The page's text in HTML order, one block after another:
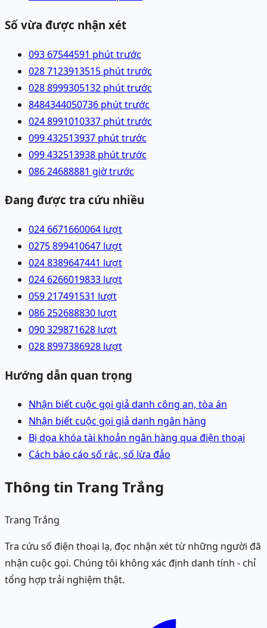
Số vừa được nhận xét
093 67544591 phút trước
028 7123913515 phút trước
028 8999305132 phút trước
8484344050736 phút trước
024 8991010337 phút trước
099 432513937 phút trước
099 432513938 phút trước
086 24688881 giờ trước
Đang được tra cứu nhiều
024 6671660064 lượt
0275 899410647 lượt
024 8389647441 lượt
024 6266019833 lượt
059 217491531 lượt
086 252688830 lượt
090 329871628 lượt
028 8997386928 lượt
Hướng dẫn quan trọng
Nhận biết cuộc gọi giả danh công an, tòa án
Nhận biết cuộc gọi giả danh ngân hàng
Bị dọa khóa tài khoản ngân hàng qua điện thoại
Cách báo cáo số rác, số lừa đảo
Thông tin Trang Trắng
Trang Trắng
Tra cứu số điện thoại lạ, đọc nhận xét từ những người đã
nhận cuộc gọi. Chúng tôi không xác định danh tính - chỉ
tổng hợp trải nghiệm thật.